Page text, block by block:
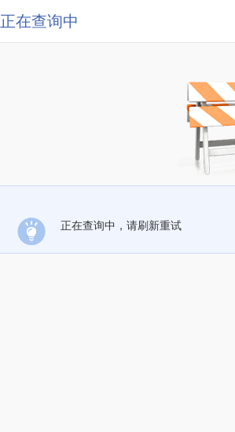
正在查询中
正在查询中，请刷新重试